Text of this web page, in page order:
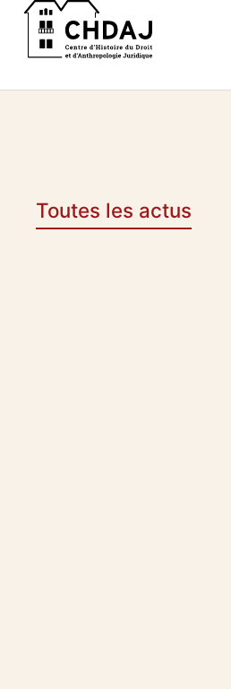
Toutes les actus